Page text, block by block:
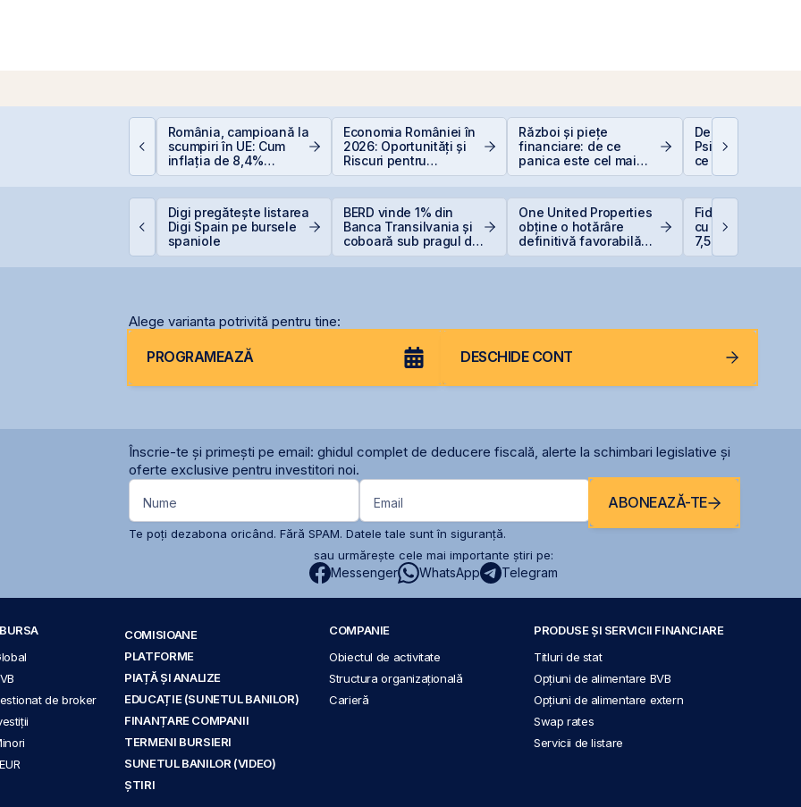
România, campioană la
scumpiri în UE: Cum
inflația de 8,4%
erodează bugetul și
Economia României în
2026: Oportunități și
Riscuri pentru
Investitori
Război și piețe
financiare: de ce
panica este cel mai
scump sfat
De la Caritas la
Psihologia fricii
ce 98,5% dintre
evită investițiile
Digi pregătește listarea
Digi Spain pe bursele
spaniole
BERD vinde 1% din
Banca Transilvania și
coboară sub pragul de
One United Properties
obține o hotărâre
definitivă favorabilă
Fidelis din
cu dobânzi de
7,50% în lei și
euro
Alege varianta potrivită pentru tine:
PROGRAMEAZĂ DESCHIDE CONT
Înscrie-te și primești pe email: ghidul complet de deducere fiscală, alerte la schimbari legislative și
oferte exclusive pentru investitori noi.
Nume Email ABONEAZĂ-TE
Te poți dezabona oricând. Fără SPAM. Datele tale sunt în siguranță.
sau urmărește cele mai importante știri pe:
Messenger WhatsApp Telegram
de broker
COMISIOANE
PLATFORME
PIAȚĂ ȘI ANALIZE
EDUCAȚIE (SUNETUL BANILOR)
FINANȚARE COMPANII
TERMENI BURSIERI
SUNETUL BANILOR (VIDEO)
ȘTIRI
COMPANIE
Obiectul de activitate
Structura organizațională
Carieră
PRODUSE ȘI SERVICII FINANCIARE
Titluri de stat
Opțiuni de alimentare BVB
Opțiuni de alimentare extern
Swap rates
Servicii de listare